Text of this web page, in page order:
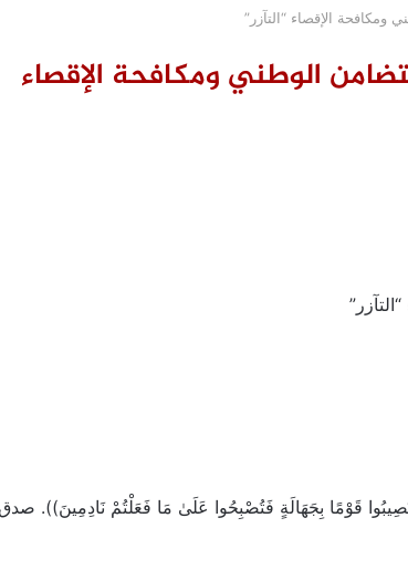
ومكافحة الإقصاء “التآزر”
الوطني ومكافحة الإقصاء
تُصِيبُوا قَوْمًا بِجَهَالَةٍ فَتُصْبِحُوا عَلَىٰ مَا فَعَلْتُمْ نَادِمِينَ)). صدق